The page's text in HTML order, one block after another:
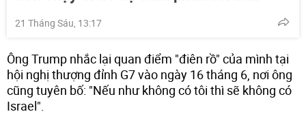
21 Tháng Sáu, 13:17
Ông Trump nhắc lại quan điểm "điên rồ" của mình tại
hội nghị thượng đỉnh G7 vào ngày 16 tháng 6, nơi ông
cũng tuyên bố: "Nếu như không có tôi thì sẽ không có
Israel".